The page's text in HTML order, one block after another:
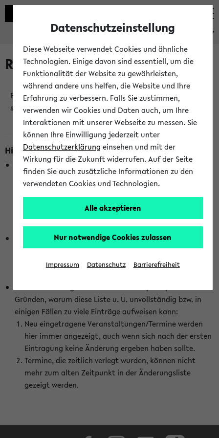
eKVV
Raumänderungen
Es wurden keine Raumänderungen an jetzt
stattfindenden Veranstaltungen gefunden!
Hinweise zur Liste der Raumänderungen
In dieser Liste werden nur Veranstaltungstermine
berücksichtigt, die gerade oder innerhalb der nächsten 2
Stunden stattfinden. Berücksichtigt werden nur Termine,
wurden. Die Anzeige ist semesterübergreifend und nicht
abhängig vom im eKVV gewählten Semester.
Die hier gezeigte Liste von Raumänderungen kann nur
vollständig sein, wenn den Fakultäten von den Lehrenden
die Änderungen zeitnah mitgeteilt und diese Änderungen
Gründen, warum diese Liste u. U. unvollständig bzw. in
einigen Fällen zu viele Einträge aufweisen kann:
Neu eingetragene Veranstaltungen/Termine werden
hier immer angezeigt, auch wenn sich nach der ersten
Eintragung keine Änderung ergeben haben sollte.
Termine, die zeitlich verlegt wurden, können nicht
mehr zum alten Zeitpunkt in der Änderungsliste
gezeigt werden.
Datenschutzeinstellung
Diese Webseite verwendet Cookies und ähnliche
Technologien. Einige davon sind essentiell, um die
Funktionalität der Website zu gewährleisten,
während andere uns helfen, die Website und Ihre
Erfahrung zu verbessern. Falls Sie zustimmen,
verwenden wir Cookies und Daten auch, um Ihre
Interaktionen mit unserer Webseite zu messen. Sie
können Ihre Einwilligung jederzeit unter
Datenschutzerklärung einsehen und mit der
Wirkung für die Zukunft widerrufen. Auf der Seite
finden Sie auch zusätzliche Informationen zu den
verwendeten Cookies und Technologien.
Alle akzeptieren
Nur notwendige Cookies zulassen
Impressum Datenschutz Barrierefreiheit